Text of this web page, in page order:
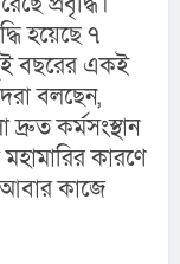
হয়েছে ৭
বছরের একই
বলছেন,
কর্মসংস্থান
কারণে
আবার কাজে